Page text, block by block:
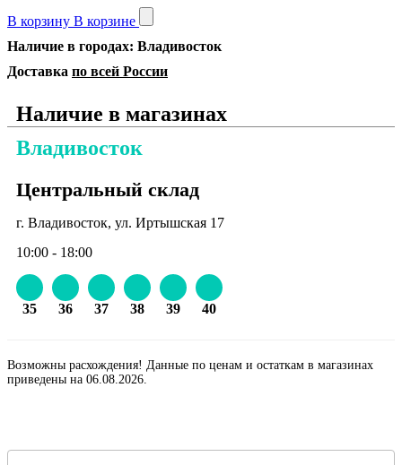
В корзину В корзине
Наличие в городах: Владивосток
Доставка по всей России
Наличие в магазинах
Владивосток
Центральный склад
г. Владивосток, ул. Иртышская 17
10:00 - 18:00
35 36 37 38 39 40
Возможны расхождения! Данные по ценам и остаткам в магазинах
приведены на 06.08.2026.